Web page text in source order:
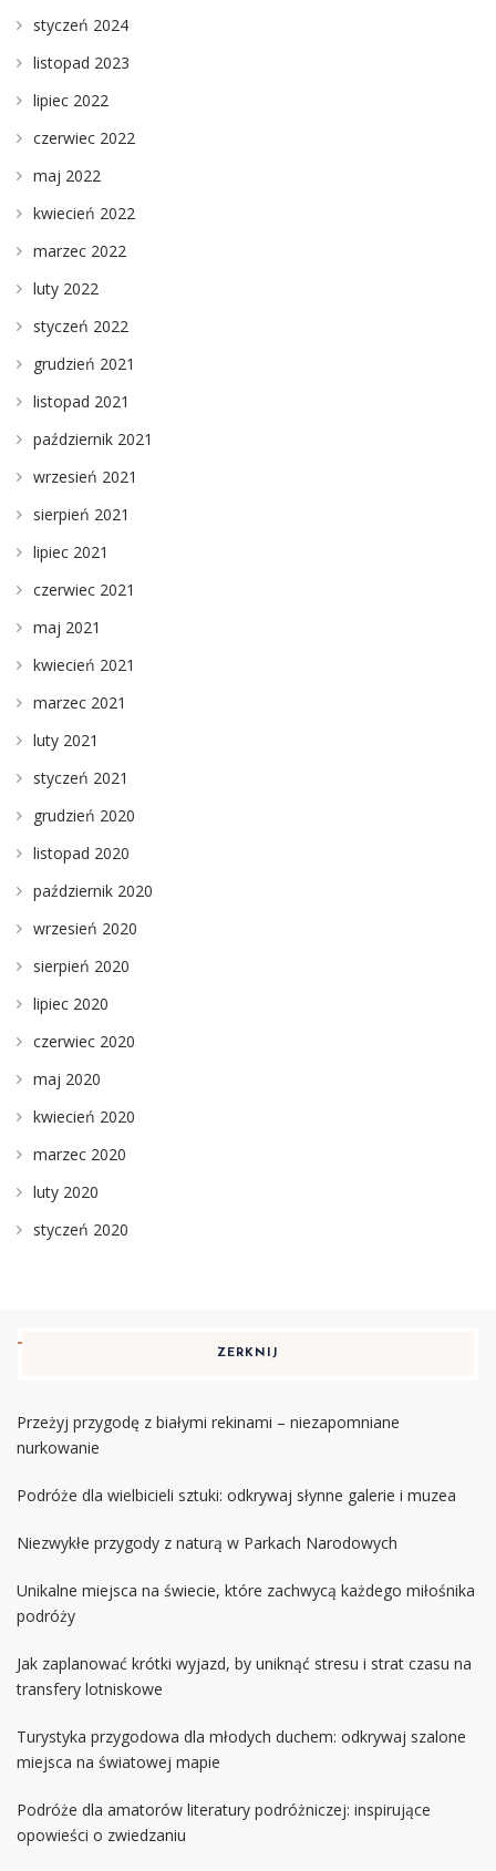
styczeń 2024
listopad 2023
lipiec 2022
czerwiec 2022
maj 2022
kwiecień 2022
marzec 2022
luty 2022
styczeń 2022
grudzień 2021
listopad 2021
październik 2021
wrzesień 2021
sierpień 2021
lipiec 2021
czerwiec 2021
maj 2021
kwiecień 2021
marzec 2021
luty 2021
styczeń 2021
grudzień 2020
listopad 2020
październik 2020
wrzesień 2020
sierpień 2020
lipiec 2020
czerwiec 2020
maj 2020
kwiecień 2020
marzec 2020
luty 2020
styczeń 2020
ZERKNIJ
Przeżyj przygodę z białymi rekinami – niezapomniane
nurkowanie
Podróże dla wielbicieli sztuki: odkrywaj słynne galerie i muzea
Niezwykłe przygody z naturą w Parkach Narodowych
Unikalne miejsca na świecie, które zachwycą każdego miłośnika
podróży
Jak zaplanować krótki wyjazd, by uniknąć stresu i strat czasu na
transfery lotniskowe
Turystyka przygodowa dla młodych duchem: odkrywaj szalone
miejsca na światowej mapie
Podróże dla amatorów literatury podróżniczej: inspirujące
opowieści o zwiedzaniu